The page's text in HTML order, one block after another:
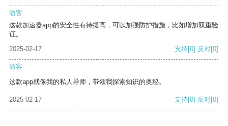
游客
这款加速器app的安全性有待提高，可以加强防护措施，比如增加双重验
证。
2025-02-17
支持[0] 反对[0]
游客
这款app就像我的私人导师，带领我探索知识的奥秘。
2025-02-17 支持[0] 反对[0]